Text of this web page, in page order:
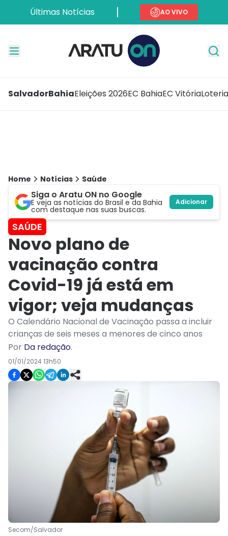
Últimas Notícias AO VIVO
SalvadorBahiaEleições 2026EC BahiaEC Vitória
Home Notícias Saúde
Siga o Aratu ON no Google
E veja as notícias do Brasil e da Bahia
com destaque nas suas buscas.
Adicionar
SAÚDE
Novo plano de
vacinação contra
Covid-19 já está em
vigor; veja mudanças
O Calendário Nacional de Vacinação passa a incluir
crianças de seis meses a menores de cinco anos
Por Da redação.
01/01/2024 13h50
Secom/Salvador